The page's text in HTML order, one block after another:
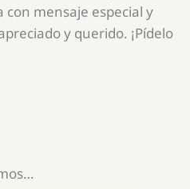
mensaje especial y
y querido. ¡Pídelo